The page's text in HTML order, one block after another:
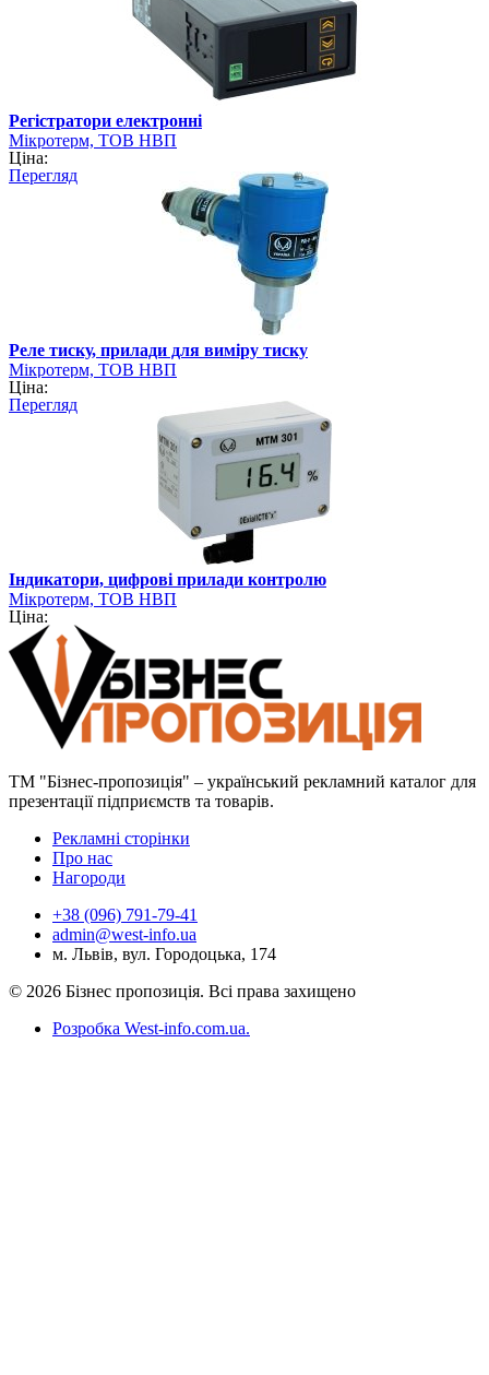
Регістратори електронні
Мікротерм, ТОВ НВП
Ціна:
Перегляд
Реле тиску, прилади для виміру тиску
Мікротерм, ТОВ НВП
Ціна:
Перегляд
Індикатори, цифрові прилади контролю
Мікротерм, ТОВ НВП
Ціна:
ТМ "Бізнес-пропозиція" – український рекламний каталог для
презентації підприємств та товарів.
Рекламні сторінки
Про нас
Нагороди
+38 (096) 791-79-41
admin@west-info.ua
м. Львів, вул. Городоцька, 174
© 2026 Бізнес пропозиція. Всі права захищено
Розробка West-info.com.ua.